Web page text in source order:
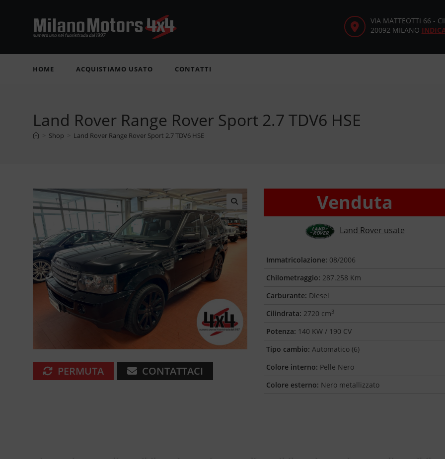
VIA MATTEOTTI 66 -
20092 MILANO
HOME ACQUISTIAMO USATO CONTATTI
Land Rover Range Rover Sport 2.7 TDV6 HSE
> Shop > Land Rover Range Rover Sport 2.7 TDV6 HSE
🔍
PERMUTA CONTATTACI
Venduta
Land Rover usate
Immatricolazione: 08/2006
Chilometraggio: 287.258 Km
Carburante: Diesel
Cilindrata: 2720 cm3
Potenza: 140 KW / 190 CV
Tipo cambio: Automatico (6)
Colore interno: Pelle Nero
Colore esterno: Nero metallizzato